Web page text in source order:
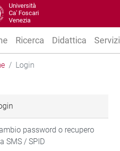
Università
Ca' Foscari
Venezia
Ricerca Didattica Servizi
Login
password o recupero
SMS / SPID